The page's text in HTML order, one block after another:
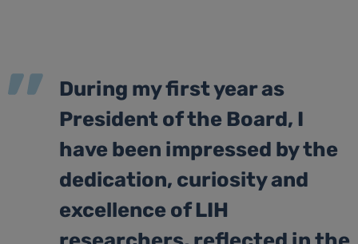
During my first year as
President of the Board, I
have been impressed by the
dedication, curiosity and
excellence of LIH